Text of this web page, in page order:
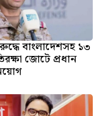
বাংলাদেশসহ ১৩
জোটে প্রধান